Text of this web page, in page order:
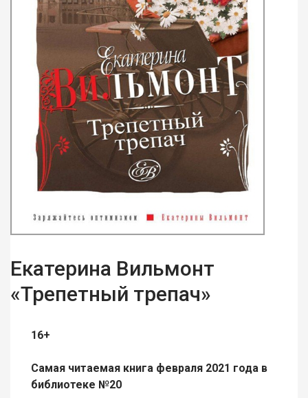
Екатерина Вильмонт
«Трепетный трепач»
16+
Самая читаемая книга февраля 2021 года в
библиотеке №20